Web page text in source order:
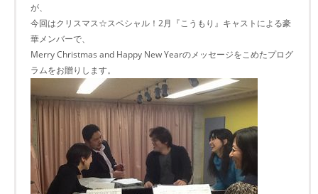
が、
今回はクリスマス☆スペシャル！2月『こうもり』キャストによる豪
華メンバーで、
Merry Christmas and Happy New Yearのメッセージをこめたプログ
ラムをお贈りします。